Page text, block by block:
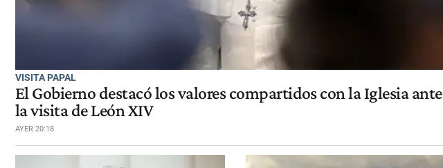
VISITA PAPAL
El Gobierno destacó los valores compartidos con la Iglesia ante
la visita de León XIV
AYER 20:18